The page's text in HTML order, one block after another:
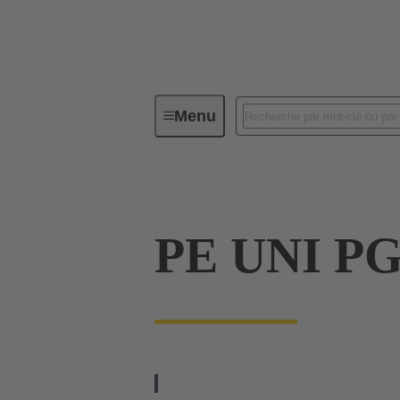
MenuConnecteurs industriels / Han®
PE UNI